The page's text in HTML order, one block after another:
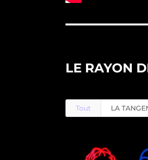
LE RAYON
Tout LA